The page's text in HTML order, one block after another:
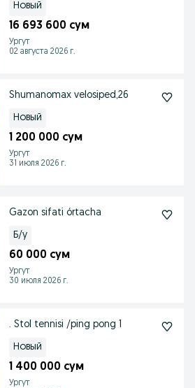
Новый
16 693 600 сум
Ургут
02 августа 2026 г.
Shumanomax velosiped,26
Новый
1 200 000 сум
Ургут
31 июля 2026 г.
Gazon sifati órtacha
Б/у
60 000 сум
Ургут
30 июля 2026 г.
. Stol tennisi /ping pong 1
Новый
1 400 000 сум
Ургут